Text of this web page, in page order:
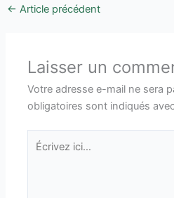
← Article précédent
Laisser un
Votre adresse e-mail ne sera
obligatoires sont indiqués avec
Écrivez